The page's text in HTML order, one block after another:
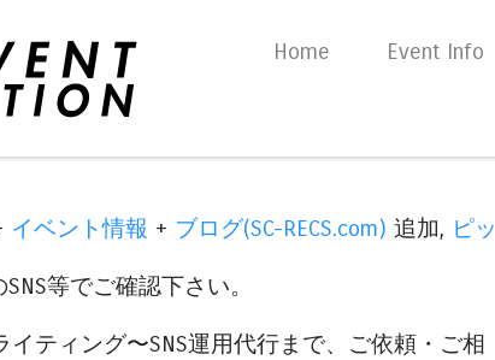
Skip to content
Home Event Info
イベント情報 + ブログ(SC-RECS.com) 追加, ピッ
等でご確認下さい。
ティング〜SNS運用代行まで、ご依頼・ご相